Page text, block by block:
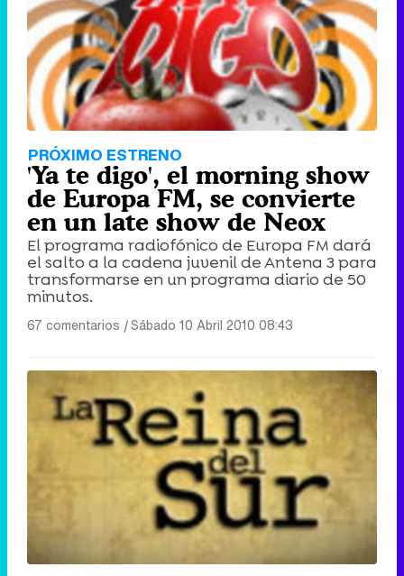
PRÓXIMO ESTRENO
'Ya te digo', el morning show
de Europa FM, se convierte
en un late show de Neox
El programa radiofónico de Europa FM dará
el salto a la cadena juvenil de Antena 3 para
transformarse en un programa diario de 50
minutos.
67 comentarios |Sábado 10 Abril 2010 08:43